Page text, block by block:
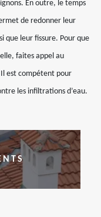
En outre, le temps
de redonner leur
que leur fissure. Pour que
faites appel au
Il est compétent pour
les infiltrations d’eau.